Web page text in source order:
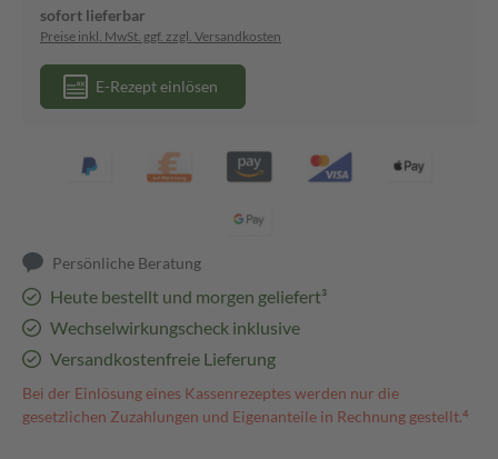
sofort lieferbar
Preise inkl. MwSt. ggf. zzgl. Versandkosten
E-Rezept einlösen
Persönliche Beratung
Heute bestellt und morgen geliefert³
Wechselwirkungscheck inklusive
Versandkostenfreie Lieferung
Bei der Einlösung eines Kassenrezeptes werden nur die
gesetzlichen Zuzahlungen und Eigenanteile in Rechnung gestellt.⁴